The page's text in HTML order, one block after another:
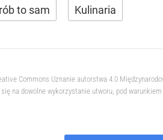
to sam Kulinaria
Commons Uznanie autorstwa 4.0
na dowolne wykorzystanie utworu, pod